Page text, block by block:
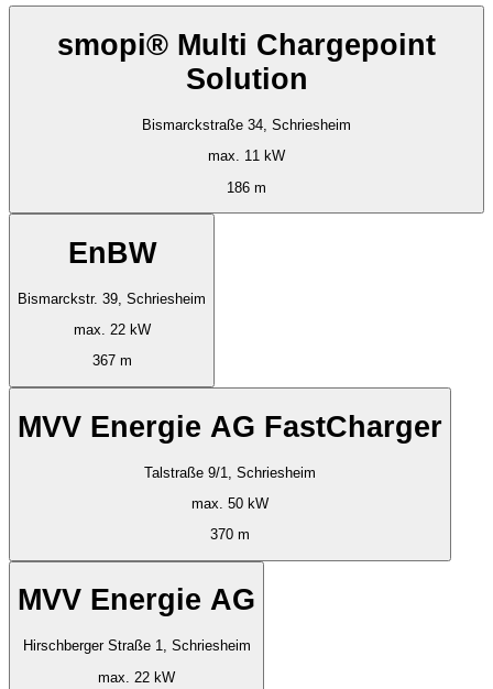
smopi® Multi Chargepoint
Solution
Bismarckstraße 34, Schriesheim
max. 11 kW
186 m
EnBW
Bismarckstr. 39, Schriesheim
max. 22 kW
367 m
MVV Energie AG FastCharger
Talstraße 9/1, Schriesheim
max. 50 kW
370 m
MVV Energie AG
Hirschberger Straße 1, Schriesheim
max. 22 kW